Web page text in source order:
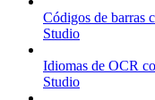
Códigos de barras
Studio
Idiomas de OCR
Studio